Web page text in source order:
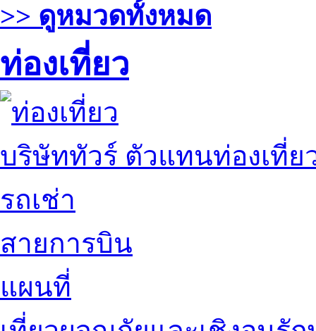
>> ดูหมวดทั้งหมด
ท่องเที่ยว
บริษัททัวร์ ตัวแทนท่องเที่ย
รถเช่า
สายการบิน
แผนที่